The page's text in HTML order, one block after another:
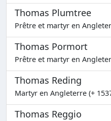
Thomas Plumtree
Prêtre et martyr en
Thomas Pormort
Prêtre et martyr en
Thomas Reding
Martyr en Angleterre (+
Thomas Reggio